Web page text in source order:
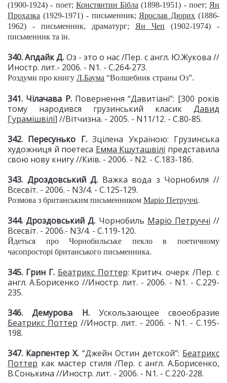
(1900-1924) - поет; Констянтин Бібла (1898-1951) - поет; Ян
Прохазка (1929-1971) - письменник; Ярослав Дюрих (1886-
1962) - письменник, драматург; Ян Чеп (1902-1974) -
письменник та ін.
340. Апдайк Д. Оз - это о нас /Пер. с англ. Ю.Жукова //
Иностр. лит.- 2006. - N1. - С.264-273.
Роздуми про книгу Л.Баума “Волшебник страны Оз”.
341. Чілачава Р.Повернення “Давитіані”: [300 років
тому народився грузинський класик Давид
Гурамішвілі] //Вітчизна. - 2005. - N11/12. - С.80-85.
342. Пересунько Г.Зцілена Україною: Грузинська
художниця й поетеса Емма Кшуташвілі представила
свою нову книгу //Київ. - 2006. - N2. - С.183-186.
343. Дроздовський Д. Важка вода з Чорнобиля //
Всесвіт. - 2006. - N3/4. - С.125-129.
Розмова з британським письменником Маріо Петруччі.
344. Дроздовський Д. Чорнобиль Маріо Петруччі //
Всесвіт. - 2006.- N3/4. - С.119-120.
Йдеться про Чорнобильське пекло в поетичному
часопросторі британського письменника.
345. Грин Г. Беатрикс Поттер: Критич. очерк /Пер. с
англ. А.Борисенко //Иностр. лит. - 2006. - N1. - С.229-
235.
346. Демурова Н.Ускользающее своеобразие
Беатрикс Поттер //Иностр. лит. - 2006. - N1. - С.195-
198.
347. Карпентер Х. “Джейн Остин детской”: Беатрикс
Поттер как мастер стиля /Пер. с англ. А.Борисенко,
В.Сонькина //Иностр. лит. - 2006. - N1. - С.220-228.